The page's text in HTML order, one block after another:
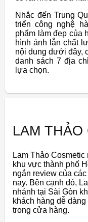
Nhắc đến Trung
triển công nghệ
phẩm làm đẹp của
hình ảnh lẫn chất
nội dung dưới đây,
danh sách 7 địa
lựa chọn.
LAM THẢO
Lam Thảo
khu vực thành phố
ngắn review của
nay. Bên cạnh đó,
nhánh tại Sài Gòn
khách hàng dễ
trong cửa hàng.